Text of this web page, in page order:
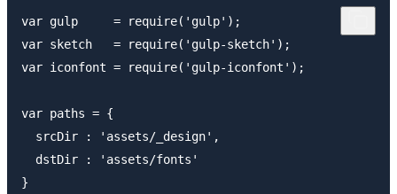
var gulp     = require('gulp');
var sketch   = require('gulp-sketch');
var iconfont = require('gulp-iconfont');
var paths = {
  srcDir : 'assets/_design',
  dstDir : 'assets/fonts'
}